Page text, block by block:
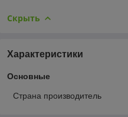
Скрыть
Характеристики
Основные
Страна производитель